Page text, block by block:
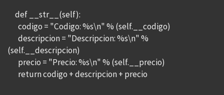
def __str__(self):
codigo = "Codigo: %s\n" % (self.__codigo)
descripcion = "Descripcion: %s\n" %
(self.__descripcion)
precio = "Precio: %s\n" % (self.__precio)
return codigo + descripcion + precio